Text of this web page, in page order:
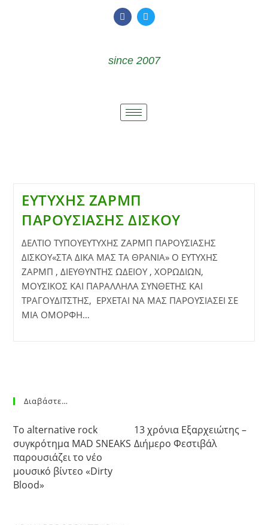
since 2007
ΕΥΤΥΧΗΣ ΖΑΡΜΠ
ΠΑΡΟΥΣΙΑΣΗΣ ΔΙΣΚΟΥ
ΔΕΛΤΙΟ ΤΥΠΟΥΕΥΤΥΧΗΣ ΖΑΡΜΠ ΠΑΡΟΥΣΙΑΣΗΣ
ΔΙΣΚΟΥ«ΣΤΑ ΔΙΚΑ ΜΑΣ ΤΑ ΘΡΑΝΙΑ» Ο ΕΥΤΥΧΗΣ
ΖΑΡΜΠ , ΔΙΕΥΘΥΝΤΗΣ ΩΔΕΙΟΥ , ΧΟΡΩΔΙΩΝ,
ΜΟΥΣΙΚΟΣ ΚΑΙ ΠΑΡΑΛΛΗΛΑ ΣΥΝΘΕΤΗΣ ΚΑΙ
ΤΡΑΓΟΥΔΙΤΣΤΗΣ, ΕΡΧΕΤΑΙ ΝΑ ΜΑΣ ΠΑΡΟΥΣΙΑΣΕΙ ΣΕ
ΜΙΑ ΟΜΟΡΦΗ…
Διαβάστε…
Το alternative rock
συγκρότημα MAD SNEAKS
παρουσιάζει το νέο
μουσικό βίντεο «Dirty
Blood»
13 χρόνια Εξαρχειώτης –
Διήμερο Φεστιβάλ